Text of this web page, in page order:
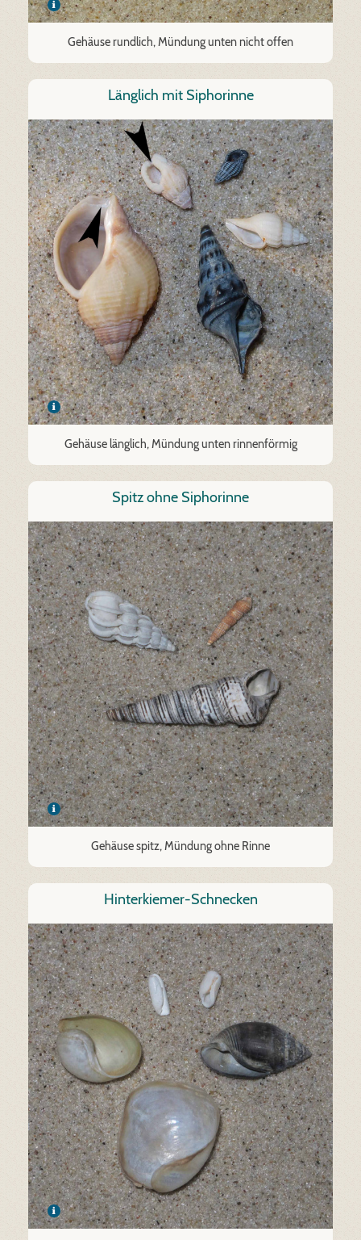
Gehäuse rundlich, Mündung unten nicht offen
Länglich mit Siphorinne
Gehäuse länglich, Mündung unten rinnenförmig
Spitz ohne Siphorinne
Gehäuse spitz, Mündung ohne Rinne
Hinterkiemer-Schnecken